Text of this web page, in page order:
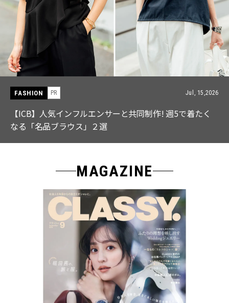
FASHION PR Jul, 15,2026
【ICB】人気インフルエンサーと共同制作! 週5で着たく
なる「名品ブラウス」２選
MAGAZINE